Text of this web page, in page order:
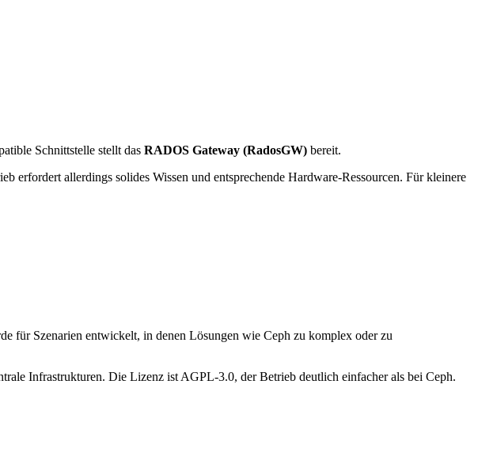
Schnittstelle stellt das RADOS Gateway (RadosGW) bereit.
erfordert allerdings solides Wissen und entsprechende Hardware-Ressourcen. Für kleinere
für Szenarien entwickelt, in denen Lösungen wie Ceph zu komplex oder zu
Infrastrukturen. Die Lizenz ist AGPL-3.0, der Betrieb deutlich einfacher als bei Ceph.